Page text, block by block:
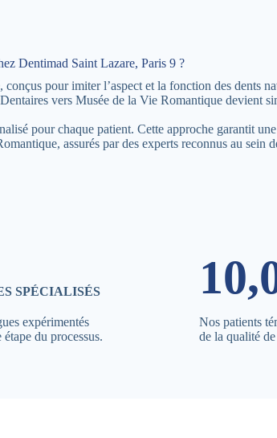
Dentimad Saint Lazare, Paris 9 ?
pour imiter l’aspect et la fonction des dents
vers Musée de la Vie Romantique devient
pour chaque patient. Cette approche garantit
assurés par des experts reconnus au sein
SPÉCIALISÉS
expérimentés
du processus.
Nos patients
de la qualité